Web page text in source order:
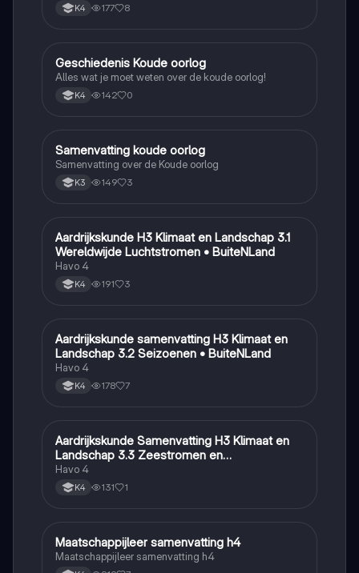
K4 177 8
Geschiedenis
Geschiedenis Koude oorlog
Alles wat je moet weten over de koude oorlog!
K4 142 0
Geschiedenis
Samenvatting koude oorlog
Samenvatting over de Koude oorlog
K3 149 3
Aardrijkskunde
Aardrijkskunde H3 Klimaat en Landschap 3.1
Wereldwijde Luchtstromen • BuiteNLand
Havo 4
K4 191 3
Aardrijkskunde
Aardrijkskunde samenvatting H3 Klimaat en
Landschap 3.2 Seizoenen • BuiteNLand
Havo 4
K4 178 7
Aardrijkskunde
Aardrijkskunde Samenvatting H3 Klimaat en
Landschap 3.3 Zeestromen en
Klimaatgebieden • BuiteNLand
Havo 4
K4 131 1
Maatschappijleer
Maatschappijleer samenvatting h4
Maatschappijleer samenvatting h4